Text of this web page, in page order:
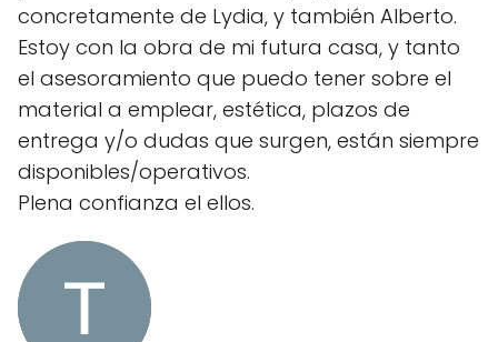
concretamente de Lydia, y también Alberto.
Estoy con la obra de mi futura casa, y tanto
el asesoramiento que puedo tener sobre el
material a emplear, estética, plazos de
entrega y/o dudas que surgen, están siempre
disponibles/operativos.
Plena confianza el ellos.